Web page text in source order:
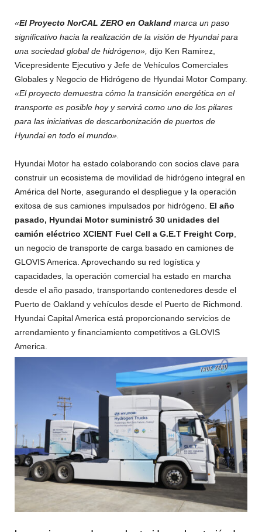
«El Proyecto NorCAL ZERO en Oakland marca un paso
significativo hacia la realización de la visión de Hyundai para
una sociedad global de hidrógeno», dijo Ken Ramirez,
Vicepresidente Ejecutivo y Jefe de Vehículos Comerciales
Globales y Negocio de Hidrógeno de Hyundai Motor Company.
«El proyecto demuestra cómo la transición energética en el
transporte es posible hoy y servirá como uno de los pilares
para las iniciativas de descarbonización de puertos de
Hyundai en todo el mundo».
Hyundai Motor ha estado colaborando con socios clave para
construir un ecosistema de movilidad de hidrógeno integral en
América del Norte, asegurando el despliegue y la operación
exitosa de sus camiones impulsados por hidrógeno. El año
pasado, Hyundai Motor suministró 30 unidades del
camión eléctrico XCIENT Fuel Cell a G.E.T Freight Corp
un negocio de transporte de carga basado en camiones de
GLOVIS America. Aprovechando su red logística y
capacidades, la operación comercial ha estado en marcha
desde el año pasado, transportando contenedores desde el
Puerto de Oakland y vehículos desde el Puerto de Richmond.
Hyundai Capital America está proporcionando servicios de
arrendamiento y financiamiento competitivos a GLOVIS
America.